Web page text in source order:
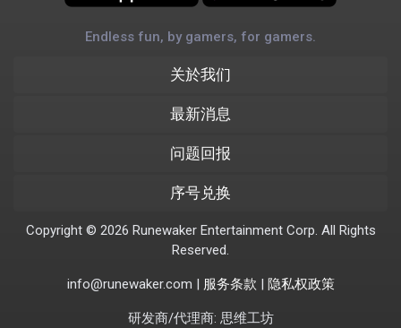
Endless fun, by gamers, for gamers.
关於我们
最新消息
问题回报
序号兑换
Copyright © 2026 Runewaker Entertainment Corp. All Rights
Reserved.
info@runewaker.com | 服务条款 | 隐私权政策
研发商/代理商: 思维工坊